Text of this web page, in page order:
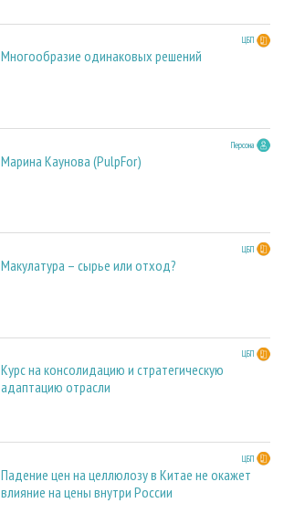
ЦБП
Многообразие одинаковых решений
Персона
Марина Каунова (PulpFor)
ЦБП
Макулатура – сырье или отход?
ЦБП
Курс на консолидацию и стратегическую
адаптацию отрасли
ЦБП
Падение цен на целлюлозу в Китае не окажет
влияние на цены внутри России